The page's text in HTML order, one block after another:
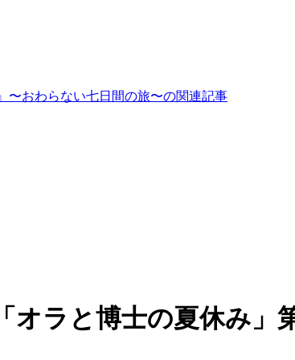
〜おわらない七日間の旅〜の関連記事
オラと博士の夏休み」